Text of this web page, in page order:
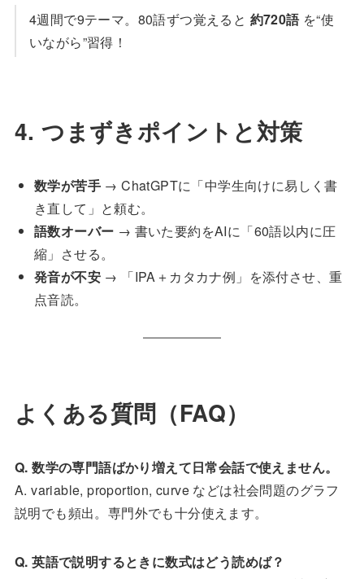
4週間で9テーマ。80語ずつ覚えると 約720語を“使
いながら”習得！
4. つまずきポイントと対策
数学が苦手→ ChatGPTに「中学生向けに易しく書
き直して」と頼む。
語数オーバー → 書いた要約をAIに「60語以内に圧
縮」させる。
発音が不安→ 「IPA＋カタカナ例」を添付させ、重
点音読。
よくある質問（FAQ）
Q. 数学の専門語ばかり増えて日常会話で使えません。
A. variable, proportion, curve などは社会問題のグラフ
説明でも頻出。専門外でも十分使えます。
Q. 英語で説明するときに数式はどう読めば？